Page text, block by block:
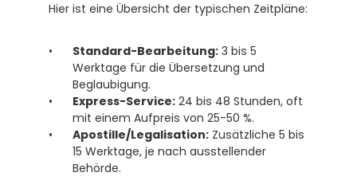
Hier ist eine Übersicht der typischen Zeitpläne:
Standard-Bearbeitung: 3 bis 5
Werktage für die Übersetzung und
Beglaubigung.
Express-Service: 24 bis 48 Stunden, oft
mit einem Aufpreis von 25-50 %.
Apostille/Legalisation: Zusätzliche 5 bis
15 Werktage, je nach ausstellender
Behörde.